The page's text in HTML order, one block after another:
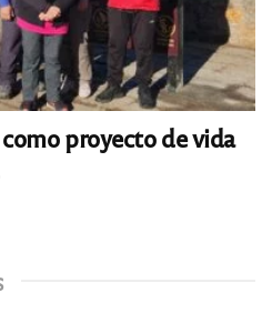
proyecto de vida